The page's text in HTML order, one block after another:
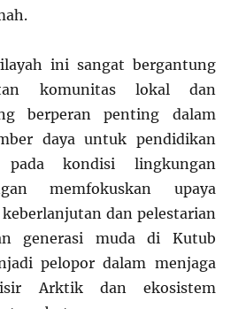
ini sangat bergantung
komunitas lokal dan
berperan penting dalam
daya untuk pendidikan
pada kondisi lingkungan
memfokuskan upaya
dan pelestarian
generasi muda di Kutub
pelopor dalam menjaga
Arktik dan ekosistem